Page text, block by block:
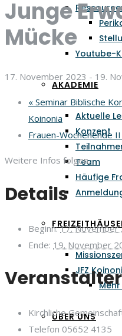
Youtube-
AKADEMIE
Aktuelle
Konzept
Team
Häufige
JFZ
Mehr
ÜBER UNS
Junge
Mücke
17. November 2023 - 19.
« Seminar Biblische
Koinonia
Frauen-Wochenende
Weitere Infos folgen.
Details
Beginn: 17. November
Ende: 19. November
Veranstalter
Kirchliche
Telefon 05652 4135